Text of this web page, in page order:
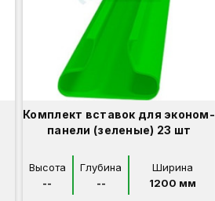
Комплект вставок для эконом-
панели (зеленые) 23 шт
Высота
--
Глубина
--
Ширина
1200 мм